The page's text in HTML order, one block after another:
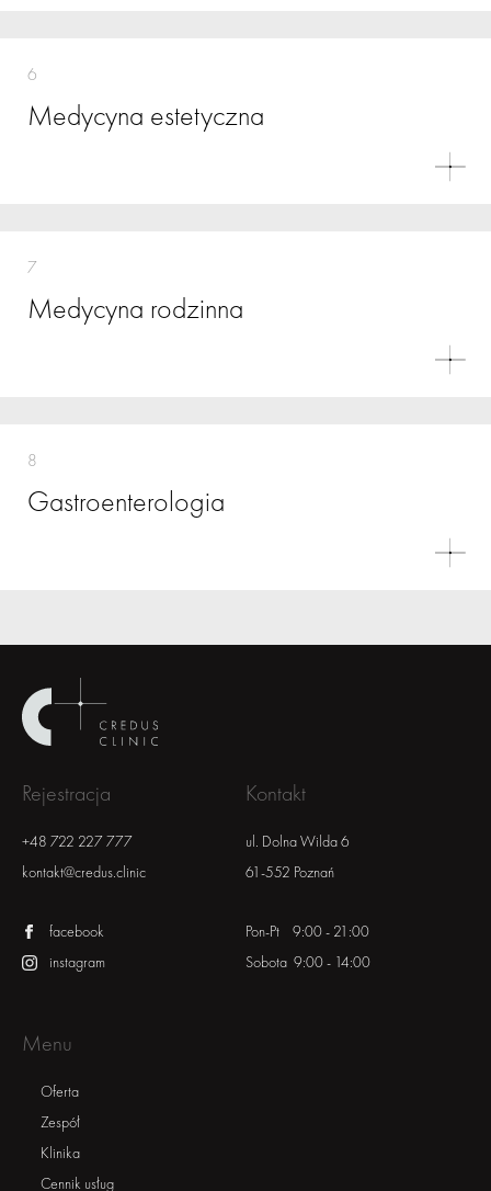
6
Medycyna estetyczna
7
Medycyna rodzinna
8
Gastroenterologia
Rejestracja
+48 722 227 777
kontakt@credus.clinic
facebook
instagram
Kontakt
ul. Dolna Wilda 6
61-552 Poznań
Pon-Pt 9:00 - 21:00
Sobota 9:00 - 14:00
Menu
Oferta
Zespół
Klinika
Cennik usług